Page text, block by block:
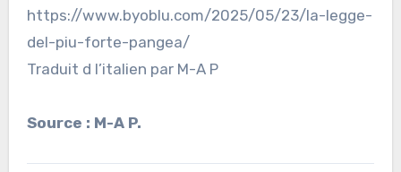
https://www.byoblu.com/2025/05/23/la-legge-
del-piu-forte-pangea/
Traduit d l’italien par M-A P
Source : M-A P.